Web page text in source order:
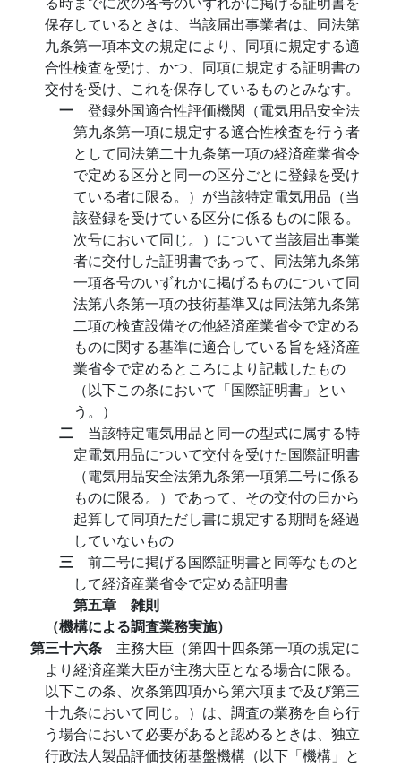
保存しているときは、当該届出事業者は、同法第
九条第一項本文の規定により、同項に規定する適
合性検査を受け、かつ、同項に規定する証明書の
交付を受け、これを保存しているものとみなす。
一 登録外国適合性評価機関（電気用品安全法
第九条第一項に規定する適合性検査を行う者
として同法第二十九条第一項の経済産業省令
で定める区分と同一の区分ごとに登録を受け
ている者に限る。）が当該特定電気用品（当
該登録を受けている区分に係るものに限る。
次号において同じ。）について当該届出事業
者に交付した証明書であって、同法第九条第
一項各号のいずれかに掲げるものについて同
法第八条第一項の技術基準又は同法第九条第
二項の検査設備その他経済産業省令で定める
ものに関する基準に適合している旨を経済産
業省令で定めるところにより記載したもの
（以下この条において「国際証明書」とい
う。）
二 当該特定電気用品と同一の型式に属する特
定電気用品について交付を受けた国際証明書
（電気用品安全法第九条第一項第二号に係る
ものに限る。）であって、その交付の日から
起算して同項ただし書に規定する期間を経過
していないもの
三 前二号に掲げる国際証明書と同等なものと
して経済産業省令で定める証明書
第五章 雑則
（機構による調査業務実施）
第三十六条 主務大臣（第四十四条第一項の規定に
より経済産業大臣が主務大臣となる場合に限る。
以下この条、次条第四項から第六項まで及び第三
十九条において同じ。）は、調査の業務を自ら行
う場合において必要があると認めるときは、独立
行政法人製品評価技術基盤機構（以下「機構」と